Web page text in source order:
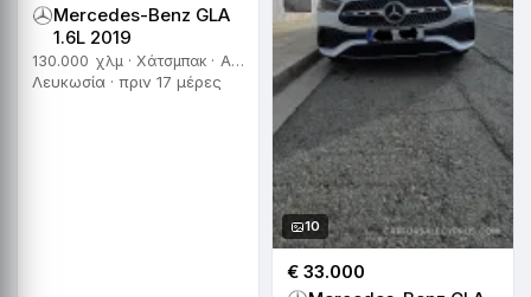
Mercedes-Benz GLA
1.6L 2019
130.000 χλμ · Χάτσμπακ · Αυτόματο
Λευκωσία · πριν 17 μέρες
10
€ 33.000